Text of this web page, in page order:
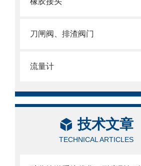
刀闸阀、排渣阀门
流量计
技术文章
TECHNICAL ARTICLES